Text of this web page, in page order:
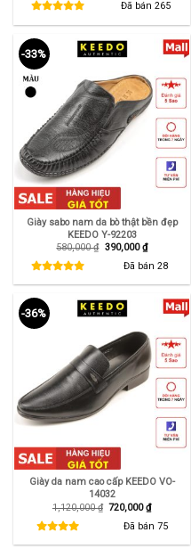
tại
Đã bán 265
-33%
Giày sabo nam da bò thật bền đẹp
KEEDO Y-92203
580,000₫ Giá
580,000 ₫.
390,000₫Giá
hiện
tại
là:
390,000 ₫.
Đã bán 28
-36%
Giày da nam cao cấp KEEDO VO-
14032
1,120,000₫ Giá
1,120,000 ₫.
720,000₫Giá
hiện
tại
là:
720,000 ₫.
Đã bán 75